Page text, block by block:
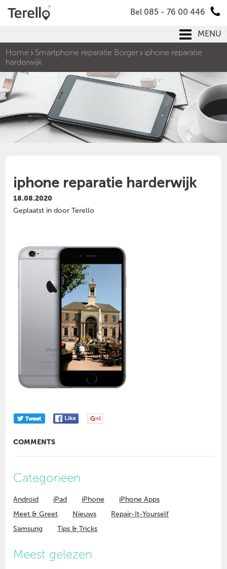
Bel 085 - 76 00 446
MENU
Home
Smartphone reparatie Borger
iphone reparatie
harderwijk
iphone reparatie harderwijk
18.08.2020
Geplaatst in door Terello
COMMENTS
Categorieen
Android iPad iPhone
iPhone Apps
Meet & Greet
Nieuws
Repair-It-Yourself
Samsung
Tips & Tricks
Meest gelezen